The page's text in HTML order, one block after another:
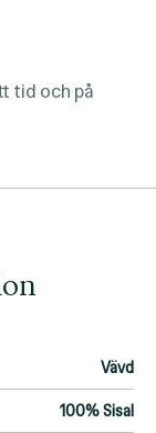
tid och på
Vävd
100% Sisal